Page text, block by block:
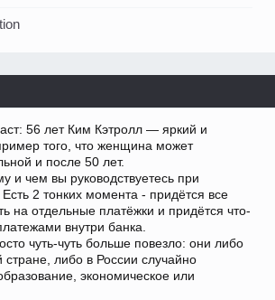
56 лет Ким Кэтролл — яркий и
того, что женщина может
и после 50 лет.
и чем вы руководствуетесь при
2 тонких момента - придётся все
на отдельные платёжки и придётся что-
внутри банка.
чуть-чуть больше повезло: они либо
стране, либо в России случайно
экономическое или